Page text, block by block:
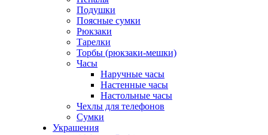
Подушки
Поясные сумки
Рюкзаки
Тарелки
Торбы (рюкзаки-мешки)
Часы
Наручные часы
Настенные часы
Настольные часы
Чехлы для телефонов
Сумки
Украшения